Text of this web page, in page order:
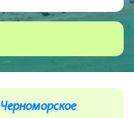
Черноморское